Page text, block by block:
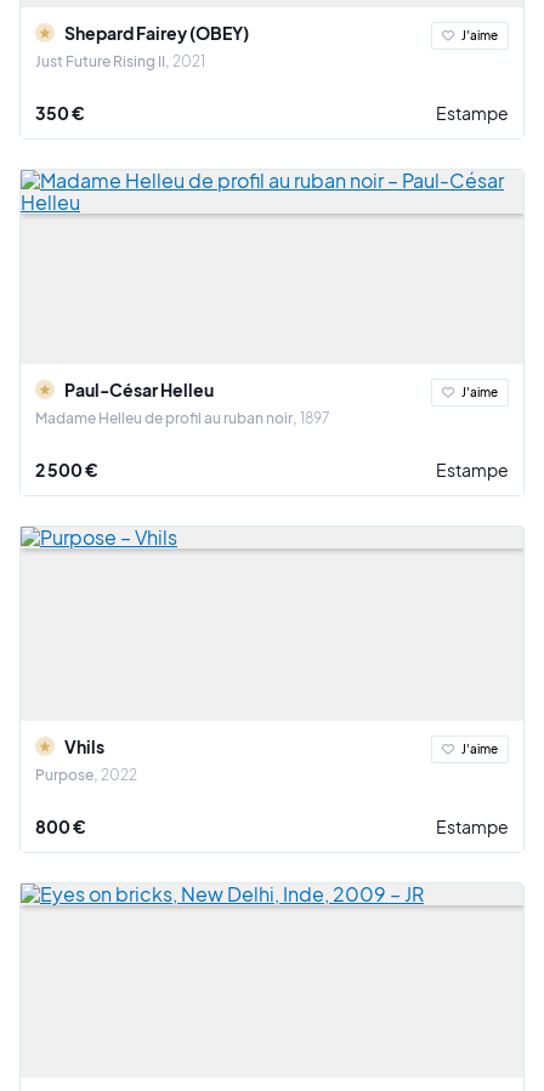
Shepard Fairey (OBEY)
Just Future Rising II 2021
J'aime
350 € Estampe
Paul-César Helleu
Madame Helleu de profil au ruban noir 1897
J'aime
2 500 € Estampe
Vhils
Purpose 2022
J'aime
800 € Estampe